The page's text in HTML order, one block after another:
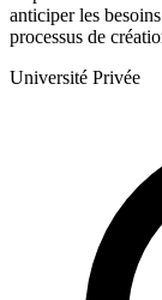
anticiper les
processus de
Université Privée